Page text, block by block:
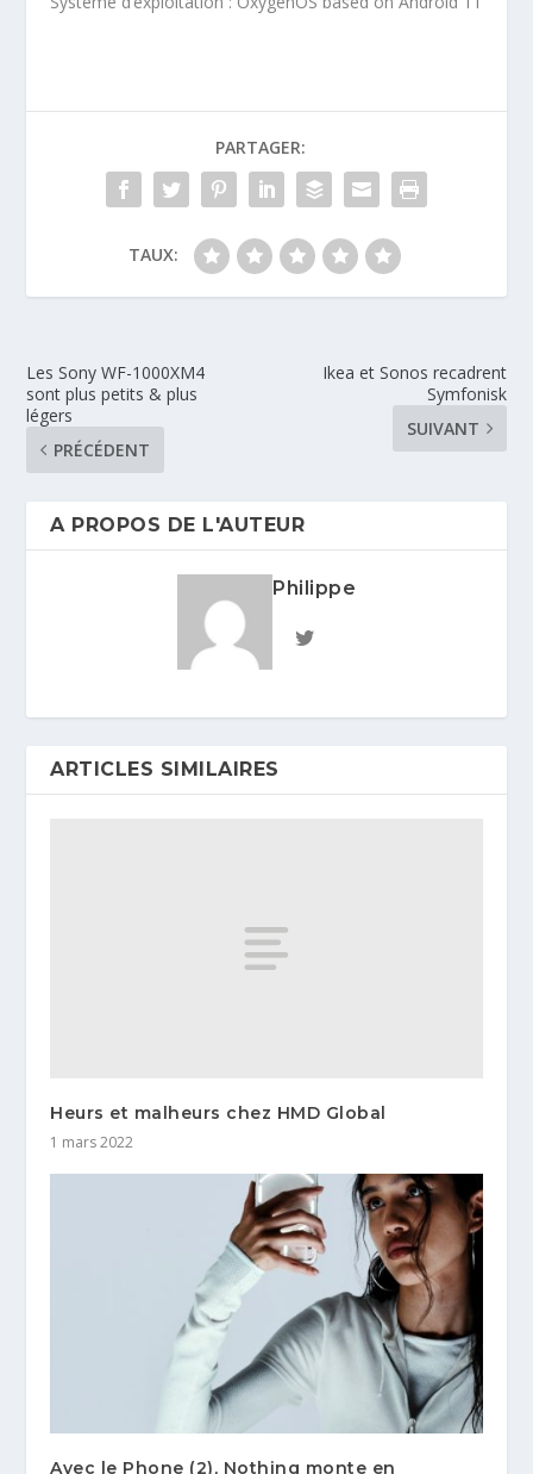
PARTAGER:
TAUX:
Les Sony WF-1000XM4
sont plus petits & plus
légers
PRÉCÉDENT
Ikea et Sonos recadrent
Symfonisk
SUIVANT
A PROPOS DE L'AUTEUR
Philippe
ARTICLES SIMILAIRES
Heurs et malheurs chez HMD Global
1 mars 2022
Avec le Phone (2), Nothing monte en